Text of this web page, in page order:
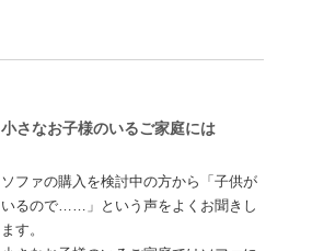
小さなお子様のいるご家庭には
ソファの購入を検討中の方から「子供が
いるので……」という声をよくお聞きし
ます。